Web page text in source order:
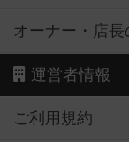
オーナー・店長
運営者情報
ご利用規約